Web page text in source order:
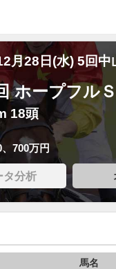
月28日(水) 5回中
ホープフルＳ
18頭
700万円
タ分析
馬名